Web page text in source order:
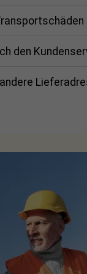
den